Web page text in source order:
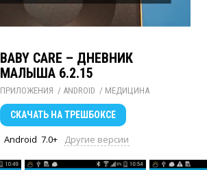
BABY CARE – ДНЕВНИК
МАЛЫША 6.2.15
ПРИЛОЖЕНИЯ / ANDROID / МЕДИЦИНА
СКАЧАТЬ НА ТРЕШБОКСЕ
Android 7.0+ Другие версии